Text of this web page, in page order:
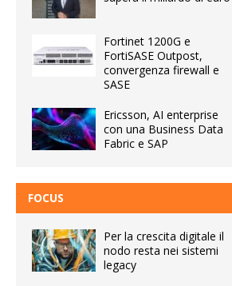
Fortinet 1200G e
FortiSASE Outpost,
convergenza firewall e
SASE
Ericsson, AI enterprise
con una Business Data
Fabric e SAP
FOCUS
Per la crescita digitale il
nodo resta nei sistemi
legacy